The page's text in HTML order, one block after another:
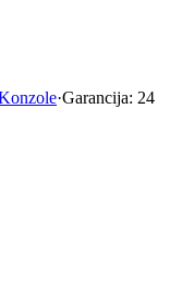
·Garancija: 24